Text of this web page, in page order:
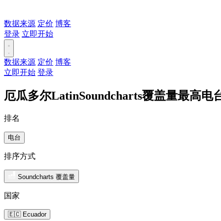
数据来源 定价 博客
登录 立即开始
数据来源 定价 博客
立即开始 登录
厄瓜多尔LatinSoundcharts覆盖量最高电
排名
电台
排序方式
Soundcharts 覆盖量
国家
🇪🇨 Ecuador